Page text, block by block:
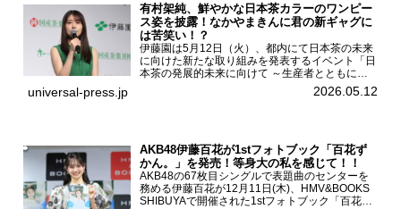
有村架純、鮮やかな日本茶カラーのワンピー
ス姿を披露！なかやまきんに君の新ギャグに
は苦笑い！？
伊藤園は5月12日（火）、都内にて日本茶の未来
に向けた新たな取り組みを発表するイベント「日
本茶の発展的未来に向けて ～生産者とともに。
日本茶を世界へ～」を開催。イベントには伊藤園
のCMキャラクターを務める有村架純、伊藤園よ
universal-press.jp 2026.05.12
AKB48伊藤百花が1stフォトブック「百花ず
かん。」を発売！等身大の私を感じて！！
AKB48の67枚目シングルで表題曲のセンターを
務める伊藤百花が12月11日(木)、HMV&BOOKS
SHIBUYAで開催された1stフォトブック「百花ず